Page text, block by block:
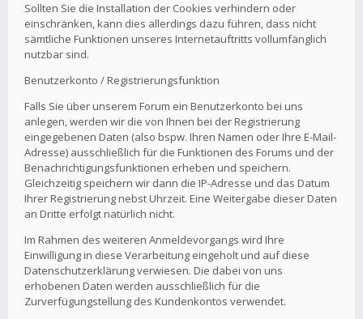
Sollten Sie die Installation der Cookies verhindern oder
einschränken, kann dies allerdings dazu führen, dass nicht
sämtliche Funktionen unseres Internetauftritts vollumfänglich
nutzbar sind.
Benutzerkonto / Registrierungsfunktion
Falls Sie über unserem Forum ein Benutzerkonto bei uns
anlegen, werden wir die von Ihnen bei der Registrierung
eingegebenen Daten (also bspw. Ihren Namen oder Ihre E-Mail-
Adresse) ausschließlich für die Funktionen des Forums und der
Benachrichtigungsfunktionen erheben und speichern.
Gleichzeitig speichern wir dann die IP-Adresse und das Datum
Ihrer Registrierung nebst Uhrzeit. Eine Weitergabe dieser Daten
an Dritte erfolgt natürlich nicht.
Im Rahmen des weiteren Anmeldevorgangs wird Ihre
Einwilligung in diese Verarbeitung eingeholt und auf diese
Datenschutzerklärung verwiesen. Die dabei von uns
erhobenen Daten werden ausschließlich für die
Zurverfügungstellung des Kundenkontos verwendet.